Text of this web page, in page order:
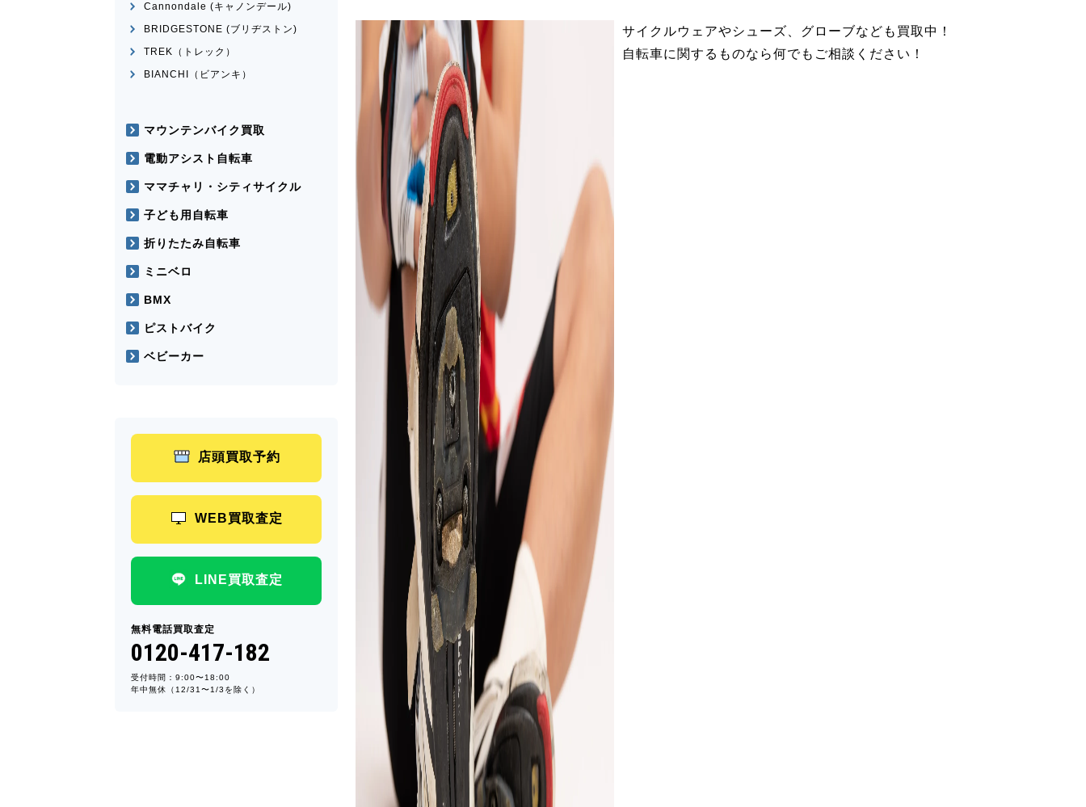
サイクルウェアやシューズ、グローブなども買取中！
自転車に関するものなら何でもご相談ください！
Cannondale (キャノンデール)
BRIDGESTONE (ブリヂストン)
TREK（トレック）
BIANCHI（ビアンキ）
マウンテンバイク買取
電動アシスト自転車
ママチャリ・シティサイクル
子ども用自転車
折りたたみ自転車
ミニベロ
BMX
ピストバイク
ベビーカー
店頭買取予約
WEB買取査定
LINE買取査定
無料電話買取査定
0120-417-182
受付時間：9:00〜18:00
年中無休（12/31〜1/3を除く）